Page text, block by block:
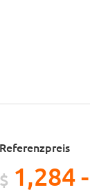
Referenzpreis
$ 1,284